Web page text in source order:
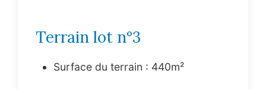
Terrain lot n°3
Surface du terrain : 440m²